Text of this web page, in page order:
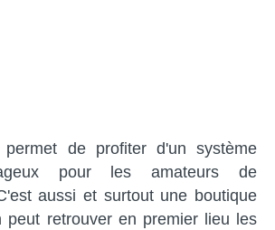
de profiter d'un système
pour les amateurs de
aussi et surtout une boutique
peut retrouver en premier lieu les